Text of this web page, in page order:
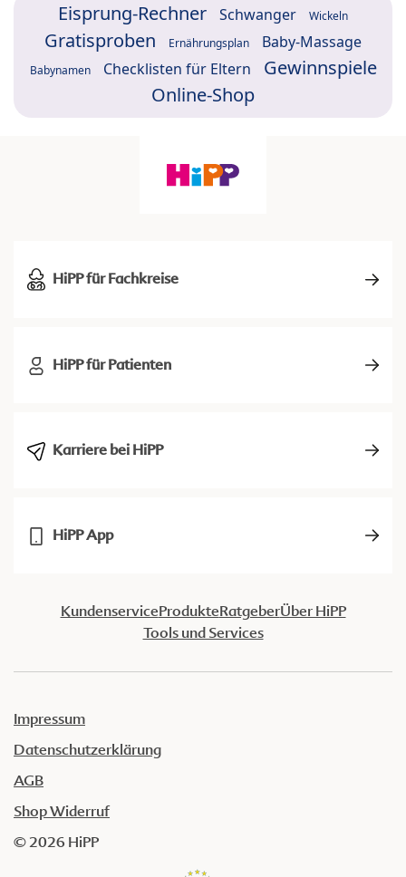
Eisprung-Rechner Schwanger Wickeln
Gratisproben Ernährungsplan Baby-Massage
Babynamen Checklisten für Eltern
Gewinnspiele
Online-Shop
HiPP für Fachkreise
HiPP für Patienten
Karriere bei HiPP
HiPP App
KundenserviceProdukteRatgeberÜber HiPP
Tools und Services
Impressum
Datenschutzerklärung
AGB
Shop Widerruf
© 2026 HiPP